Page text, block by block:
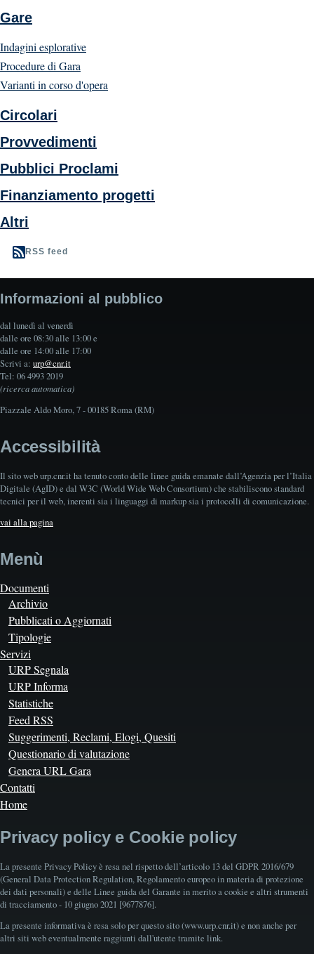
Gare
Indagini esplorative
Procedure di Gara
Varianti in corso d'opera
Circolari
Provvedimenti
Pubblici Proclami
Finanziamento progetti
Altri
RSS feed
Informazioni al pubblico
dal lunedì al venerdì
dalle ore 08:30 alle 13:00 e
dalle ore 14:00 alle 17:00
Scrivi a: urp@cnr.it
Tel: 06 4993 2019
(ricerca automatica)
Piazzale Aldo Moro, 7 - 00185 Roma (RM)
Accessibilità
Il sito web urp.cnr.it ha tenuto conto delle linee guida emanate dall’Agenzia per l’Italia
Digitale (AgID) e dal W3C (World Wide Web Consortium) che stabiliscono standard
tecnici per il web, inerenti sia i linguaggi di markup sia i protocolli di comunicazione.
vai alla pagina
Menù
Documenti
Archivio
Pubblicati o Aggiornati
Tipologie
Servizi
URP Segnala
URP Informa
Statistiche
Feed RSS
Suggerimenti, Reclami, Elogi, Quesiti
Questionario di valutazione
Genera URL Gara
Contatti
Home
Privacy policy e Cookie policy
La presente Privacy Policy è resa nel rispetto dell’articolo 13 del GDPR 2016/679
(General Data Protection Regulation, Regolamento europeo in materia di protezione
dei dati personali) e delle Linee guida del Garante in merito a cookie e altri strumenti
di tracciamento - 10 giugno 2021 [9677876].
La presente informativa è resa solo per questo sito (www.urp.cnr.it) e non anche per
altri siti web eventualmente raggiunti dall'utente tramite link.